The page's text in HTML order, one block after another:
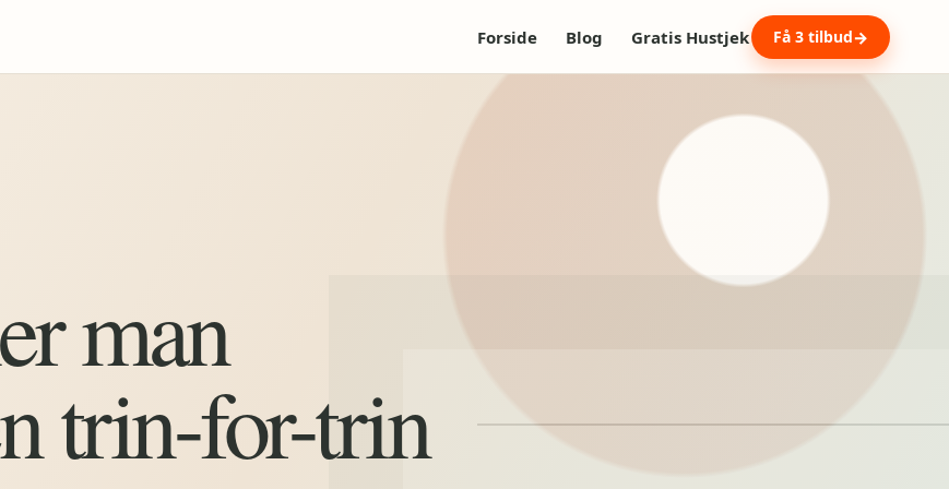
Forside Blog Gratis Hustjek Få 3 tilbud
man
trin-for-trin